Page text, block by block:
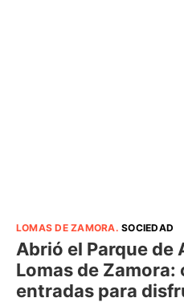
LOMAS DE ZAMORA.SOCIEDAD
Abrió el Parque de
Lomas de
entradas para